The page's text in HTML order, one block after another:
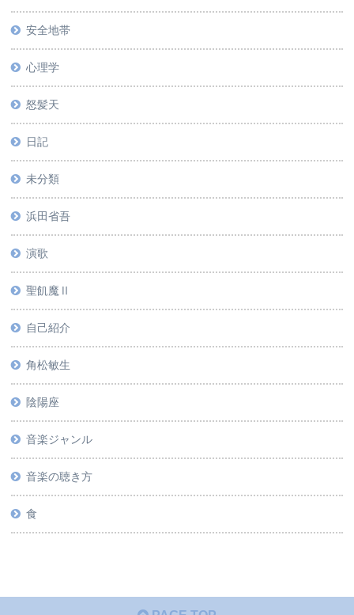
安全地帯
心理学
怒髪天
日記
未分類
浜田省吾
演歌
聖飢魔Ⅱ
自己紹介
角松敏生
陰陽座
音楽ジャンル
音楽の聴き方
食